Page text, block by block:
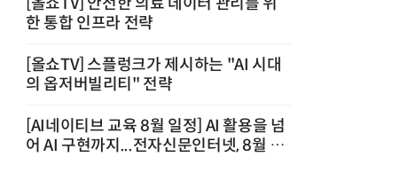
한 통합 인프라 전략
[올쇼TV] 스플렁크가 제시하는 "AI 시대
의 옵저버빌리티" 전략
[AI네이티브 교육 8월 일정] AI 활용을 넘
어 AI 구현까지...전자신문인터넷, 8월 실